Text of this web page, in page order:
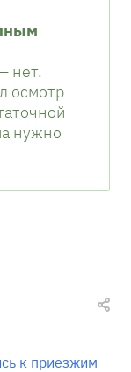
нет.
осмотр
нужно